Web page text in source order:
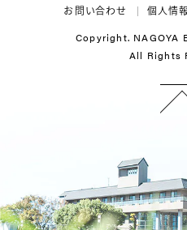
個人情
お問い合わせ
Copyright. NAGOYA
All Rights